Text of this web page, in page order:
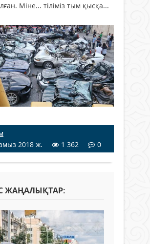
Міне... тіліміз тым қысқа...
2018 ж.
1 362 0
ЖАҢАЛЫҚТАР: